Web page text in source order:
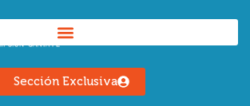
Sección Exclusiva